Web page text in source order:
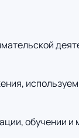
обучении